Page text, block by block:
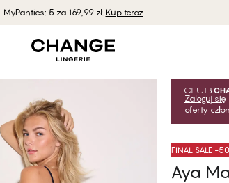
MyPanties: 5 za 169,99 zł. Kup teraz
Zaloguj się
oferty
FINAL SALE -
Aya